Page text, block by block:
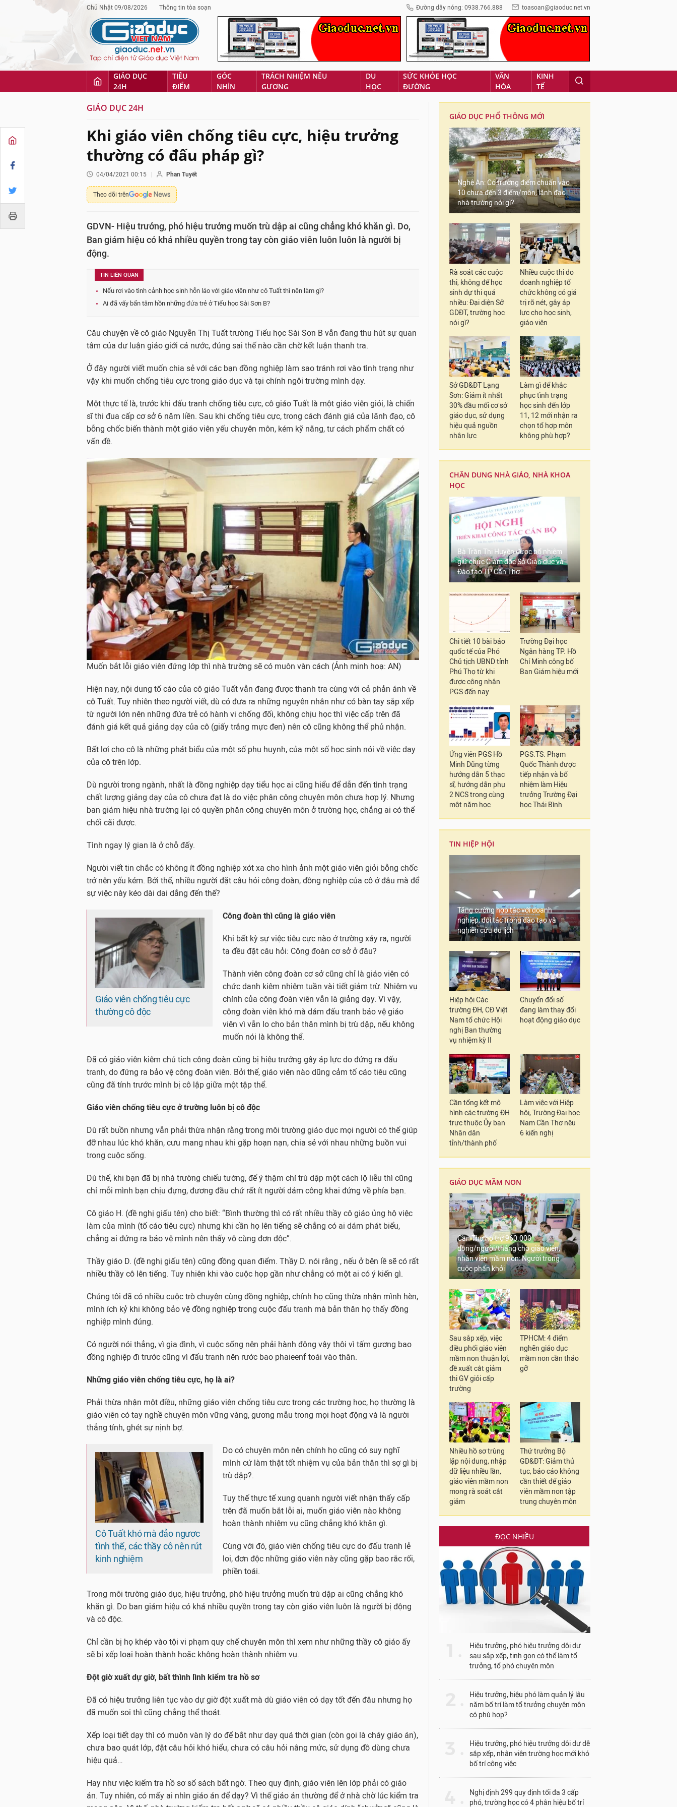
Chủ Nhật 09/08/2026 Thông tin tòa soạn Đường dây nóng: 0938.766.888 toasoan@giaoduc.net.vn
GIÁO DỤC
24H
TIÊU
ĐIỂM
GÓC
NHÌN
TRÁCH NHIỆM NÊU
GƯƠNG
DU
HỌC
SỨC KHỎE HỌC
ĐƯỜNG
VĂN
HÓA
KINH
TẾ
GIÁO DỤC 24H
Khi giáo viên chống tiêu cực, hiệu trưởng
thường có đấu pháp gì?
04/04/2021 00:15 Phan Tuyết
Theo dõi trên
GDVN- Hiệu trưởng, phó hiệu trưởng muốn trù dập ai cũng chẳng khó khăn gì. Do,
Ban giám hiệu có khá nhiều quyền trong tay còn giáo viên luôn luôn là người bị
động.
TIN LIÊN QUAN
Nếu rơi vào tình cảnh học sinh hỗn láo với giáo viên như cô Tuất thì nên làm gì?
Ai đã vấy bẩn tâm hồn những đứa trẻ ở Tiểu học Sài Sơn B?
Câu chuyện về cô giáo Nguyễn Thị Tuất trường Tiểu học Sài Sơn B vẫn đang thu hút sự quan
tâm của dư luận giáo giới cả nước, đúng sai thế nào cần chờ kết luận thanh tra.
Ở đây người viết muốn chia sẻ với các bạn đồng nghiệp làm sao tránh rơi vào tình trạng như
vậy khi muốn chống tiêu cực trong giáo dục và tại chính ngôi trường mình dạy.
Một thực tế là, trước khi đấu tranh chống tiêu cực, cô giáo Tuất là một giáo viên giỏi, là chiến
sĩ thi đua cấp cơ sở 6 năm liền. Sau khi chống tiêu cực, trong cách đánh giá của lãnh đạo, cô
bỗng chốc biến thành một giáo viên yếu chuyên môn, kém kỹ năng, tư cách phẩm chất có
vấn đề.
Muốn bắt lỗi giáo viên đứng lớp thì nhà trường sẽ có muôn vàn cách (Ảnh minh hoạ: AN)
Hiện nay, nội dung tố cáo của cô giáo Tuất vẫn đang được thanh tra cùng với cả phản ánh về
cô Tuất. Tuy nhiên theo người viết, dù có đưa ra những nguyên nhân như có bàn tay sắp xếp
từ người lớn nên những đứa trẻ có hành vi chống đối, không chịu học thì việc cấp trên đã
đánh giá kết quả giảng dạy của cô (giấy trắng mực đen) nên cô cũng không thể phủ nhận.
Bất lợi cho cô là những phát biểu của một số phụ huynh, của một số học sinh nói về việc dạy
của cô trên lớp.
Dù người trong ngành, nhất là đồng nghiệp dạy tiểu học ai cũng hiểu để dẫn đến tình trạng
chất lượng giảng dạy của cô chưa đạt là do việc phân công chuyên môn chưa hợp lý. Nhưng
ban giám hiệu nhà trường lại có quyền phân công chuyên môn ở trường học, chẳng ai có thể
chối cãi được.
Tình ngay lý gian là ở chỗ đấy.
Người viết tin chắc có không ít đồng nghiệp xót xa cho hình ảnh một giáo viên giỏi bỗng chốc
trở nên yếu kém. Bởi thế, nhiều người đặt câu hỏi công đoàn, đồng nghiệp của cô ở đâu mà để
sự việc này kéo dài dai dẳng đến thế?
Giáo viên chống tiêu cực
thường cô độc
Công đoàn thì cũng là giáo viên
Khi bất kỳ sự việc tiêu cực nào ở trường xảy ra, người
ta đều đặt câu hỏi: Công đoàn cơ sở ở đâu?
Thành viên công đoàn cơ sở cũng chỉ là giáo viên có
chức danh kiêm nhiệm tuần vài tiết giảm trừ. Nhiệm vụ
chính của công đoàn viên vẫn là giảng dạy. Vì vậy,
công đoàn viên khó mà dám đấu tranh bảo vệ giáo
viên vì vẫn lo cho bản thân mình bị trù dập, nếu không
muốn nói là không thể.
Đã có giáo viên kiêm chủ tịch công đoàn cũng bị hiệu trưởng gây áp lực do đứng ra đấu
tranh, do đứng ra bảo vệ công đoàn viên. Bởi thế, giáo viên nào dũng cảm tố cáo tiêu cũng
cũng đã tính trước mình bị cô lập giữa một tập thể.
Giáo viên chống tiêu cực ở trường luôn bị cô độc
Dù rất buồn nhưng vẫn phải thừa nhận rằng trong môi trường giáo dục mọi người có thể giúp
đỡ nhau lúc khó khăn, cưu mang nhau khi gặp hoạn nạn, chia sẻ với nhau những buồn vui
trong cuộc sống.
Dù thế, khi bạn đã bị nhà trường chiếu tướng, để ý thậm chí trù dập một cách lộ liễu thì cũng
chỉ mỗi mình bạn chịu đựng, đương đầu chứ rất ít người dám công khai đứng về phía bạn.
Cô giáo H. (đề nghị giấu tên) cho biết: “Bình thường thì có rất nhiều thầy cô giáo ủng hộ việc
làm của mình (tố cáo tiêu cực) nhưng khi cần họ lên tiếng sẽ chẳng có ai dám phát biểu,
chẳng ai đứng ra bảo vệ mình nên thấy vô cùng đơn độc”.
Thầy giáo D. (đề nghị giấu tên) cũng đồng quan điểm. Thầy D. nói rằng , nếu ở bên lề sẽ có rất
nhiều thầy cô lên tiếng. Tuy nhiên khi vào cuộc họp gần như chẳng có một ai có ý kiến gì.
Chúng tôi đã có nhiều cuộc trò chuyện cùng đồng nghiệp, chính họ cũng thừa nhận mình hèn,
mình ích kỷ khi không bảo vệ đồng nghiệp trong cuộc đấu tranh mà bản thân họ thấy đồng
nghiệp mình đúng.
Có người nói thẳng, vì gia đình, vì cuộc sống nên phải hành động vậy thôi vì tấm gương bao
đồng nghiệp đi trước cũng vì đấu tranh nên rước bao phaieenf toái vào thân.
Những giáo viên chống tiêu cực, họ là ai?
Phải thừa nhận một điều, những giáo viên chống tiêu cực trong các trường học, họ thường là
giáo viên có tay nghề chuyên môn vững vàng, gương mẫu trong mọi hoạt động và là người
thẳng tính, ghét sự nịnh bợ.
Cô Tuất khó mà đảo ngược
tình thế, các thầy cô nên rút
kinh nghiệm
Do có chuyên môn nên chính họ cũng có suy nghĩ
mình cứ làm thật tốt nhiệm vụ của bản thân thì sợ gì bị
trù dập?.
Tuy thế thực tế xung quanh người viết nhận thấy cấp
trên đã muốn bắt lỗi ai, muốn giáo viên nào không
hoàn thành nhiệm vụ cũng chẳng khó khăn gì.
Cùng với đó, giáo viên chống tiêu cực do đấu tranh lẻ
loi, đơn độc những giáo viên này cũng gặp bao rắc rối,
phiền toái.
Trong môi trường giáo dục, hiệu trưởng, phó hiệu trưởng muốn trù dập ai cũng chẳng khó
khăn gì. Do ban giám hiệu có khá nhiều quyền trong tay còn giáo viên luôn là người bị động
và cô độc.
Chỉ cần bị họ khép vào tội vi phạm quy chế chuyên môn thì xem như những thầy cô giáo ấy
sẽ bị xếp loại hoàn thành hoặc không hoàn thành nhiệm vụ.
Đột giờ xuất dự giờ, bất thình lình kiểm tra hồ sơ
Đã có hiệu trưởng liên tục vào dự giờ đột xuất mà dù giáo viên có dạy tốt đến đâu nhưng họ
đã muốn soi thì cũng chẳng thể thoát.
Xếp loại tiết dạy thì có muôn vàn lý do để bắt như dạy quá thời gian (còn gọi là cháy giáo án),
chưa bao quát lớp, đặt câu hỏi khó hiểu, chưa có câu hỏi nâng mức, sử dụng đồ dùng chưa
hiệu quả…
Hay như việc kiểm tra hồ sơ sổ sách bất ngờ. Theo quy định, giáo viên lên lớp phải có giáo
án. Tuy nhiên, có mấy ai nhìn giáo án để dạy? Vì thế giáo án thường để ở nhà chờ lúc kiểm tra
GIÁO DỤC PHỔ THÔNG MỚI
Nghệ An: Có trường điểm chuẩn vào
10 chưa đến 3 điểm/môn, lãnh đạo
nhà trường nói gì?
Rà soát các cuộc
thi, không để học
sinh dự thi quá
nhiều: Đại diện Sở
GDĐT, trường học
nói gì?
Nhiều cuộc thi do
doanh nghiệp tổ
chức không có giá
trị rõ nét, gây áp
lực cho học sinh,
giáo viên
Sở GD&ĐT Lạng
Sơn: Giảm ít nhất
30% đầu mối cơ sở
giáo dục, sử dụng
hiệu quả nguồn
nhân lực
Làm gì để khắc
phục tình trạng
học sinh đến lớp
11, 12 mới nhận ra
chọn tổ hợp môn
không phù hợp?
CHÂN DUNG NHÀ GIÁO, NHÀ KHOA
HỌC
Bà Trần Thị Huyền được bổ nhiệm
giữ chức Giám đốc Sở Giáo dục và
Đào tạo TP Cần Thơ
Chi tiết 10 bài báo
quốc tế của Phó
Chủ tịch UBND tỉnh
Phú Thọ từ khi
được công nhận
PGS đến nay
Trường Đại học
Ngân hàng TP. Hồ
Chí Minh công bố
Ban Giám hiệu mới
Ứng viên PGS Hồ
Minh Dũng từng
hướng dẫn 5 thạc
sĩ, hướng dẫn phụ
2 NCS trong cùng
một năm học
PGS.TS. Phạm
Quốc Thành được
tiếp nhận và bổ
nhiệm làm Hiệu
trưởng Trường Đại
học Thái Bình
TIN HIỆP HỘI
Tăng cường hợp tác với doanh
nghiệp, đối tác trong đào tạo và
nghiên cứu du lịch
Hiệp hội Các
trường ĐH, CĐ Việt
Nam tổ chức Hội
nghị Ban thường
vụ nhiệm kỳ II
Chuyển đổi số
đang làm thay đổi
hoạt động giáo dục
Cần tổng kết mô
hình các trường ĐH
trực thuộc Ủy ban
Nhân dân
tỉnh/thành phố
Làm việc với Hiệp
hội, Trường Đại học
Nam Cần Thơ nêu
6 kiến nghị
GIÁO DỤC MẦM NON
Cần Thơ hỗ trợ 960.000
đồng/người/tháng cho giáo viên,
nhân viên mầm non: Người trong
cuộc phấn khởi
Sau sắp xếp, việc
điều phối giáo viên
mầm non thuận lợi,
đề xuất cắt giảm
thi GV giỏi cấp
trường
TPHCM: 4 điểm
nghẽn giáo dục
mầm non cần tháo
gỡ
Nhiều hồ sơ trùng
lặp nội dung, nhập
dữ liệu nhiều lần,
giáo viên mầm non
mong rà soát cắt
giảm
Thứ trưởng Bộ
GD&ĐT: Giảm thủ
tục, báo cáo không
cần thiết để giáo
viên mầm non tập
trung chuyên môn
ĐỌC NHIỀU
Hiệu trưởng, phó hiệu trưởng dôi dư
sau sắp xếp, tinh gọn có thể làm tổ
trưởng, tổ phó chuyên môn
Hiệu trưởng, hiệu phó làm quản lý lâu
năm bố trí làm tổ trưởng chuyên môn
có phù hợp?
Hiệu trưởng, phó hiệu trưởng dôi dư dễ
sắp xếp, nhân viên trường học mới khó
bố trí công việc
Nghị định 299 quy định tối đa 3 cấp
phó, trường học có 4 phân hiệu bố trí